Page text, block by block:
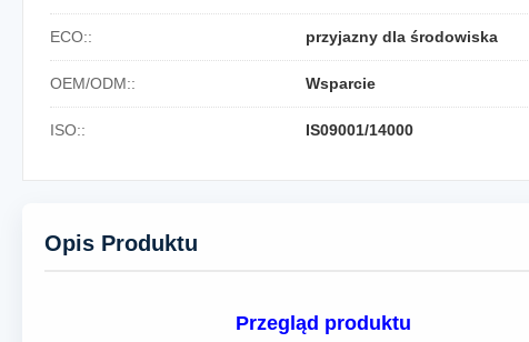
ECO:: przyjazny dla środowiska
OEM/ODM:: Wsparcie
ISO:: IS09001/14000
Opis Produktu
Przegląd produktu